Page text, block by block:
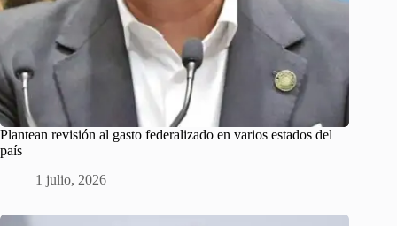
Plantean revisión al gasto federalizado en varios estados del
país
1 julio, 2026